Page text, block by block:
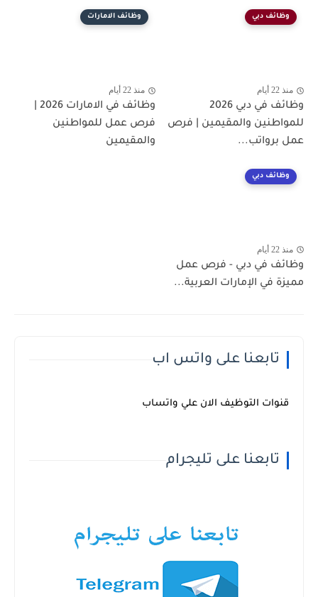
وظائف دبي
منذ 22 أيام
وظائف في دبي 2026
للمواطنين والمقيمين | فرص
عمل برواتب...
وظائف الامارات
منذ 22 أيام
فرص عمل للمواطنين
والمقيمين
وظائف دبي
منذ 22 أيام
وظائف في دبي - فرص عمل
مميزة في الإمارات العربية...
تابعنا على واتس اب
قنوات التوظيف الان علي واتساب
تابعنا على تليجرام